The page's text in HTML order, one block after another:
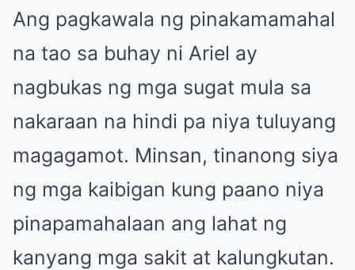
Ang pagkawala ng pinakamamahal
na tao sa buhay ni Ariel ay
nagbukas ng mga sugat mula sa
nakaraan na hindi pa niya tuluyang
magagamot. Minsan, tinanong siya
ng mga kaibigan kung paano niya
pinapamahalaan ang lahat ng
kanyang mga sakit at kalungkutan.